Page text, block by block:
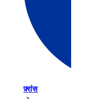
फ़्रांस​​